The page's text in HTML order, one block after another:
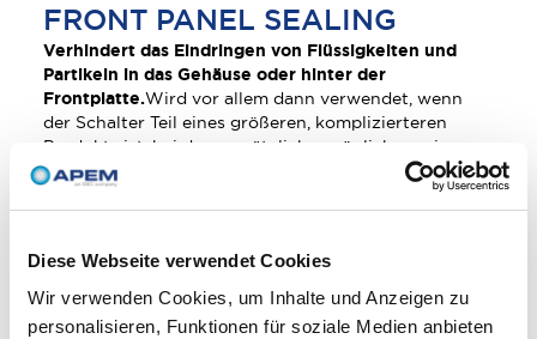
Diese Webseite verwendet Cookies
Wir verwenden Cookies, um Inhalte und Anzeigen zu
personalisieren, Funktionen für soziale Medien anbieten
FRONT PANEL SEALING
Verhindert das Eindringen von Flüssigkeiten und
Partikeln in das Gehäuse oder hinter der
Frontplatte.Wird vor allem dann verwendet, wenn
der Schalter Teil eines größeren, komplizierteren
Produkts ist, bei dem zusätzliche, möglicherweise
zerbrechliche Komponenten zusammen mit dem
Schalter untergebracht werden können. Der Schalter
dem der Schalter untergebracht ist, vollständig
abgedichtet ist, ist es oft nicht notwendig, die